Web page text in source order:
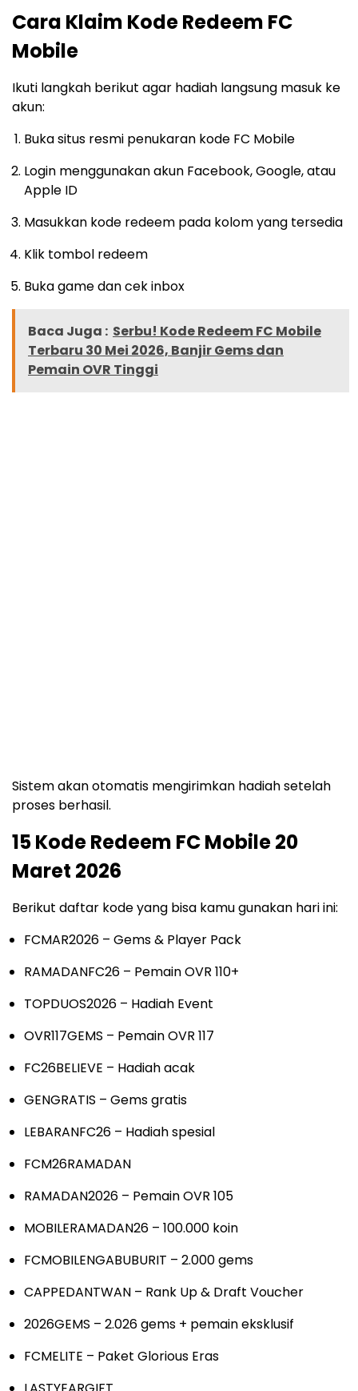
Cara Klaim Kode Redeem FC
Mobile
Ikuti langkah berikut agar hadiah langsung masuk ke
akun:
Buka situs resmi penukaran kode FC Mobile
Login menggunakan akun Facebook, Google, atau
Apple ID
Masukkan kode redeem pada kolom yang tersedia
Klik tombol redeem
Buka game dan cek inbox
Baca Juga : Serbu! Kode Redeem FC Mobile
Terbaru 30 Mei 2026, Banjir Gems dan
Pemain OVR Tinggi
Sistem akan otomatis mengirimkan hadiah setelah
proses berhasil.
15 Kode Redeem FC Mobile 20
Maret 2026
Berikut daftar kode yang bisa kamu gunakan hari ini:
FCMAR2026 – Gems & Player Pack
RAMADANFC26 – Pemain OVR 110+
TOPDUOS2026 – Hadiah Event
OVR117GEMS – Pemain OVR 117
FC26BELIEVE – Hadiah acak
GENGRATIS – Gems gratis
LEBARANFC26 – Hadiah spesial
FCM26RAMADAN
RAMADAN2026 – Pemain OVR 105
MOBILERAMADAN26 – 100.000 koin
FCMOBILENGABUBURIT – 2.000 gems
CAPPEDANTWAN – Rank Up & Draft Voucher
2026GEMS – 2.026 gems + pemain eksklusif
FCMELITE – Paket Glorious Eras